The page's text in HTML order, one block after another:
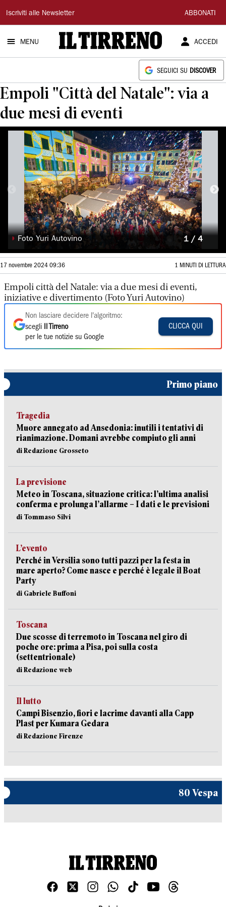
Il
Tirreno
Iscriviti alle Newsletter ABBONATI
MENU ACCEDI
SEGUICI SU DISCOVER
Empoli "Città del Natale": via a
due mesi di eventi
◗ Foto Yuri Autovino 1 / 4
17 novembre 2024 09:36 1 MINUTI DI LETTURA
Empoli città del Natale: via a due mesi di eventi,
iniziative e divertimento (Foto Yuri Autovino)
Non lasciare decidere l'algoritmo:
scegli
Il Tirreno
per le tue notizie su Google
CLICCA QUI
Primo piano
Tragedia
Muore annegato ad Ansedonia: inutili i tentativi di
rianimazione. Domani avrebbe compiuto gli anni
di Redazione Grosseto
La previsione
Meteo in Toscana, situazione critica: l’ultima analisi
conferma e prolunga l’allarme – I dati e le previsioni
di Tommaso Silvi
L’evento
Perché in Versilia sono tutti pazzi per la festa in
mare aperto? Come nasce e perché è legale il Boat
Party
di Gabriele Buffoni
Toscana
Due scosse di terremoto in Toscana nel giro di
poche ore: prima a Pisa, poi sulla costa
(settentrionale)
di Redazione web
Il lutto
Campi Bisenzio, fiori e lacrime davanti alla Capp
Plast per Kumara Gedara
di Redazione Firenze
80 Vespa